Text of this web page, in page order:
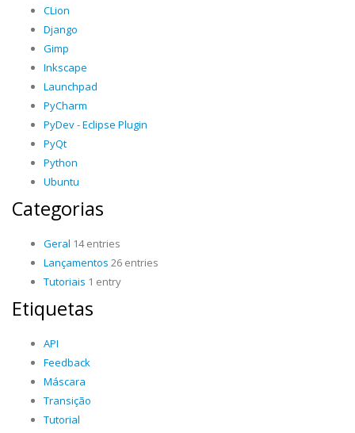
CLion
Django
Gimp
Inkscape
Launchpad
PyCharm
PyDev - Eclipse Plugin
PyQt
Python
Ubuntu
Categorias
Geral 14 entries
Lançamentos 26 entries
Tutoriais 1 entry
Etiquetas
API
Feedback
Máscara
Transição
Tutorial